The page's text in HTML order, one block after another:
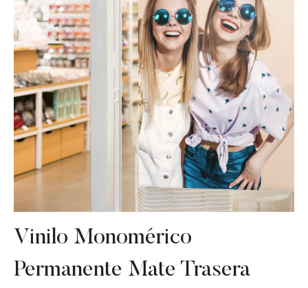
Vinilo Monomérico
Permanente Mate Trasera